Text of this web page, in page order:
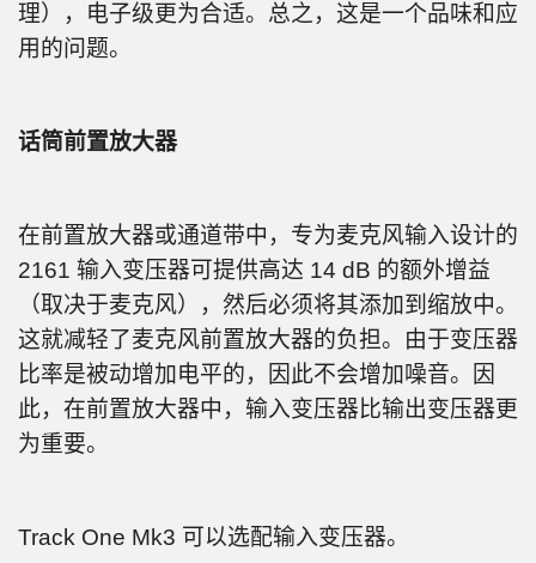
理），电子级更为合适。总之，这是一个品味和应
用的问题。
话筒前置放大器
在前置放大器或通道带中，专为麦克风输入设计的
2161 输入变压器可提供高达 14 dB 的额外增益
（取决于麦克风），然后必须将其添加到缩放中。
这就减轻了麦克风前置放大器的负担。由于变压器
比率是被动增加电平的，因此不会增加噪音。因
此，在前置放大器中，输入变压器比输出变压器更
为重要。
Track One Mk3 可以选配输入变压器。